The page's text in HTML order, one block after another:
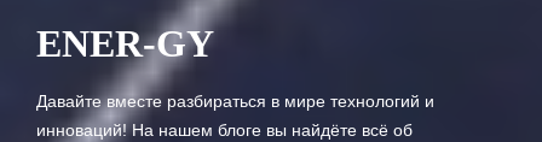
ENER-GY
Давайте вместе разбираться в мире технологий и
инноваций! На нашем блоге вы найдёте всё об